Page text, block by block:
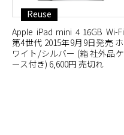
Reuse
Apple iPad mini 4 16GB Wi-Fi
第4世代 2015年9月9日発売 ホ
ワイト/シルバー (箱 社外品ケ
ース付き) 6,600円 売切れ